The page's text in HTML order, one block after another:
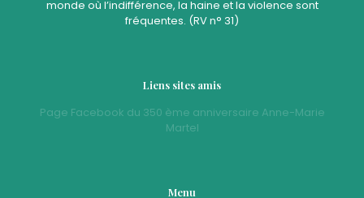
monde où l’indifférence, la haine et la violence sont
fréquentes. (RV n° 31)
Liens sites amis
Page Facebook du 350 ème anniversaire Anne-Marie
Martel
Menu